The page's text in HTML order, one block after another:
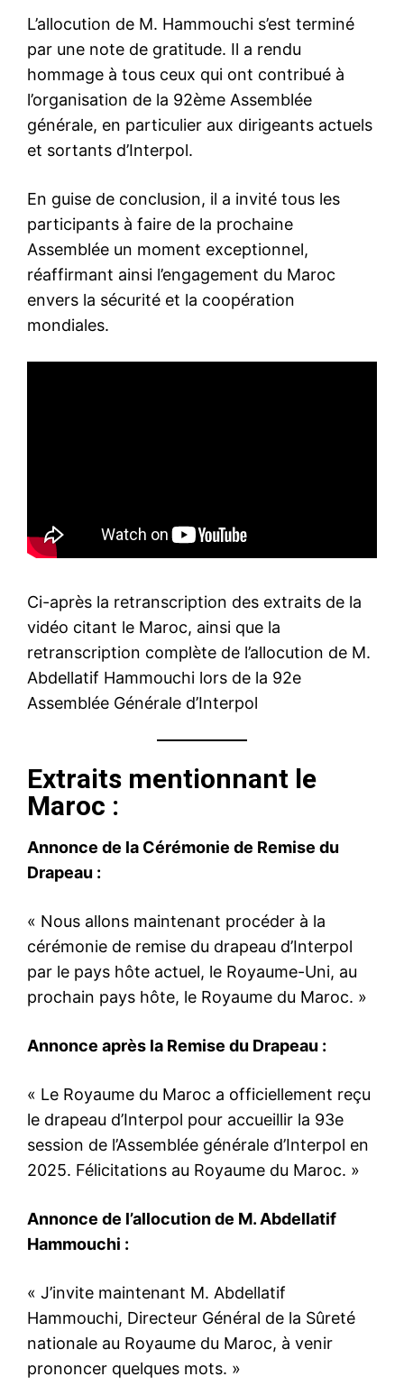
l'intelligence de
l'information
S'ABONNER MAINTENANT
À propos
Nous contacter
Formules d’abonnement
L’allocution de M. Hammouchi s’est terminé
par une note de gratitude. Il a rendu
hommage à tous ceux qui ont contribué à
l’organisation de la 92ème Assemblée
générale, en particulier aux dirigeants actuels
et sortants d’Interpol.
En guise de conclusion, il a invité tous les
participants à faire de la prochaine
Assemblée un moment exceptionnel,
réaffirmant ainsi l’engagement du Maroc
envers la sécurité et la coopération
mondiales.
Ci-après la retranscription des extraits de la
vidéo citant le Maroc, ainsi que la
retranscription complète de l’allocution de M.
Abdellatif Hammouchi lors de la 92e
Assemblée Générale d’Interpol
Extraits mentionnant le
Maroc :
Annonce de la Cérémonie de Remise du
Drapeau :
« Nous allons maintenant procéder à la
cérémonie de remise du drapeau d’Interpol
par le pays hôte actuel, le Royaume-Uni, au
prochain pays hôte, le Royaume du Maroc. »
Annonce après la Remise du Drapeau :
« Le Royaume du Maroc a officiellement reçu
le drapeau d’Interpol pour accueillir la 93e
session de l’Assemblée générale d’Interpol en
2025. Félicitations au Royaume du Maroc. »
Annonce de l’allocution de M. Abdellatif
Hammouchi :
« J’invite maintenant M. Abdellatif
Hammouchi, Directeur Général de la Sûreté
nationale au Royaume du Maroc, à venir
prononcer quelques mots. »